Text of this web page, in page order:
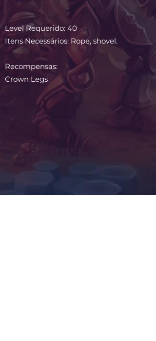
Level Requerido: 40
Itens Necessários: Rope, shovel.
Recompensas:
Crown Legs